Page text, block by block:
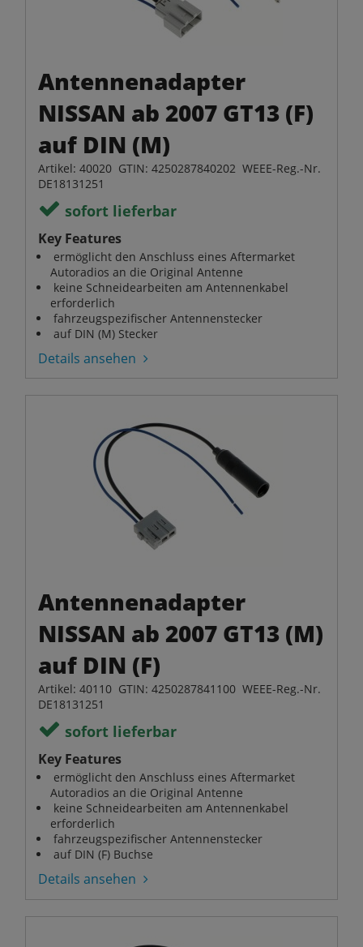
Antennenadapter
NISSAN ab 2007 GT13 (F)
auf DIN (M)
Artikel: 40020 GTIN: 4250287840202 WEEE-Reg.-Nr.
DE18131251
sofort lieferbar
Key Features
ermöglicht den Anschluss eines Aftermarket
Autoradios an die Original Antenne
keine Schneidearbeiten am Antennenkabel
erforderlich
fahrzeugspezifischer Antennenstecker
auf DIN (M) Stecker
Details ansehen
Antennenadapter
NISSAN ab 2007 GT13 (M)
auf DIN (F)
Artikel: 40110 GTIN: 4250287841100 WEEE-Reg.-Nr.
DE18131251
sofort lieferbar
Key Features
ermöglicht den Anschluss eines Aftermarket
Autoradios an die Original Antenne
keine Schneidearbeiten am Antennenkabel
erforderlich
fahrzeugspezifischer Antennenstecker
auf DIN (F) Buchse
Details ansehen